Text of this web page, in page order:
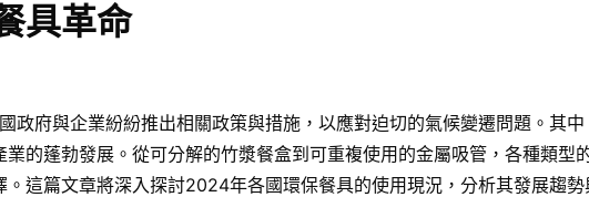
具革命
政府與企業紛紛推出相關政策與措施，以應對迫切的氣候變遷問題。其
的蓬勃發展。從可分解的竹漿餐盒到可重複使用的金屬吸管，各種類型
。這篇文章將深入探討2024年各國環保餐具的使用現況，分析其發展趨